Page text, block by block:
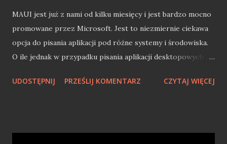
MAUI jest już z nami od kilku miesięcy i jest bardzo mocno
promowane przez Microsoft. Jest to niezmiernie ciekawa
opcja do pisania aplikacji pod różne systemy i środowiska.
O ile jednak w przypadku pisania aplikacji desktopowych
deweloperów .NET, to w przypadku świata mobilnego jest
UDOSTĘPNIJ PRZEŚLIJ KOMENTARZ CZYTAJ WIĘCEJ